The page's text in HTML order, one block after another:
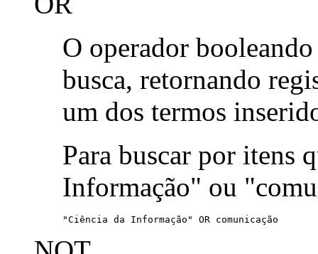
O operador
busca, retornando
um dos termos
Para buscar por itens
Informação" ou
"Ciência da Informação" OR comunicação